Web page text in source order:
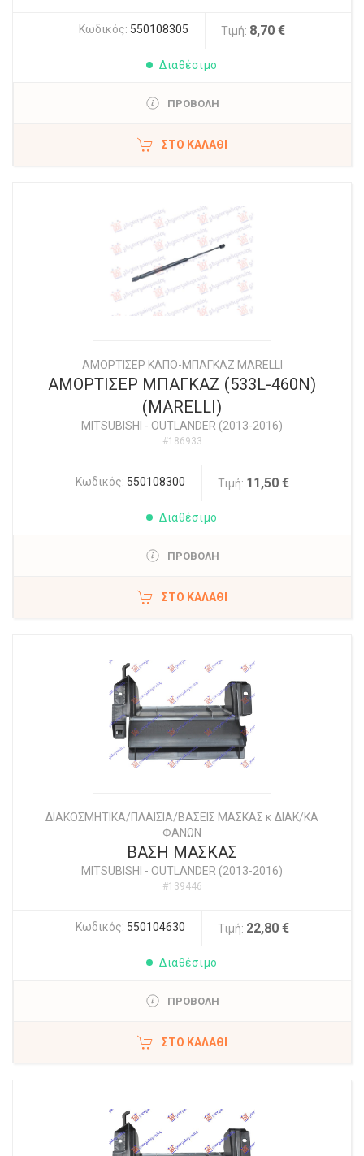
Κωδικός: 550108305 Τιμή: 8,70 €
Διαθέσιμο
ΠΡΟΒΟΛΗ
ΣΤΟ ΚΑΛΆΘΙ
ΑΜΟΡΤΙΣΕΡ ΚΑΠΟ-ΜΠΑΓΚΑΖ MARELLI
ΑΜΟΡΤΙΣΕΡ ΜΠΑΓΚΑΖ (533L-460N)
(MARELLI)
MITSUBISHI - OUTLANDER (2013-2016)
#186933
Κωδικός: 550108300 Τιμή: 11,50 €
Διαθέσιμο
ΠΡΟΒΟΛΗ
ΣΤΟ ΚΑΛΆΘΙ
ΔΙΑΚΟΣΜΗΤΙΚΑ/ΠΛΑΙΣΙΑ/ΒΑΣΕΙΣ ΜΑΣΚΑΣ κ ΔΙΑΚ/ΚΑ
ΦΑΝΩΝ
ΒΑΣΗ ΜΑΣΚΑΣ
MITSUBISHI - OUTLANDER (2013-2016)
#139446
Κωδικός: 550104630 Τιμή: 22,80 €
Διαθέσιμο
ΠΡΟΒΟΛΗ
ΣΤΟ ΚΑΛΆΘΙ